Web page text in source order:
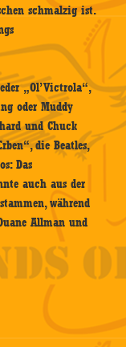
schmalzig ist.
„Ol’ Victrola“,
oder Muddy
und Chuck
die Beatles,
Das
auch aus der
während
Allman und